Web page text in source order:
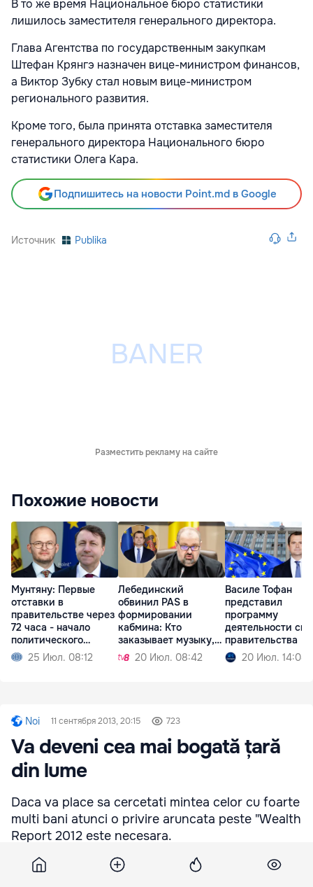
В то же время Национальное бюро статистики
лишилось заместителя генерального директора.
Глава Агентства по государственным закупкам
Штефан Крянгэ назначен вице-министром финансов,
а Виктор Зубку стал новым вице-министром
регионального развития.
Кроме того, была принята отставка заместителя
генерального директора Национального бюро
статистики Олега Кара.
Подпишитесь на новости Point.md в Google
Источник Publika
Разместить рекламу на сайте
Похожие новости
Мунтяну: Первые
отставки в
правительстве через
72 часа - начало
политического
кризиса
25 Июл. 08:12
Лебединский
обвинил PAS в
формировании
кабмина: Кто
заказывает музыку,
тот и танцует
20 Июл. 08:42
Василе Тофан
представил
программу
деятельности
правительства
20 Июл. 14:08
Noi 11 сентября 2013, 20:15 723
Va deveni cea mai bogată țară
din lume
Daca va place sa cercetati mintea celor cu foarte
multi bani atunci o privire aruncata peste "Wealth
Report 2012 este necesara.